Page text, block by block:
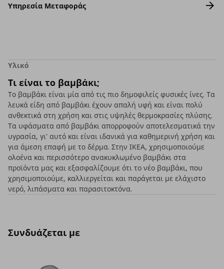
Υπηρεσία Μεταφοράς
Υλικό
Τι είναι το βαμβάκι;
Το βαμβάκι είναι μία από τις πιο δημοφιλείς φυσικές ίνες. Τα
λευκά είδη από βαμβάκι έχουν απαλή υφή και είναι πολύ
ανθεκτικά στη χρήση και στις υψηλές θερμοκρασίες πλύσης.
Τα υφάσματα από βαμβάκι απορροφούν αποτελεσματικά την
υγρασία, γι' αυτό και είναι ιδανικά για καθημερινή χρήση και
για άμεση επαφή με το δέρμα. Στην ΙΚΕΑ, χρησιμοποιούμε
ολοένα και περισσότερο ανακυκλωμένο βαμβάκι στα
προϊόντα μας και εξασφαλίζουμε ότι το νέο βαμβάκι, που
χρησιμοποιούμε, καλλιεργείται και παράγεται με ελάχιστο
νερό, λιπάσματα και παρασιτοκτόνα.
Συνδυάζεται με